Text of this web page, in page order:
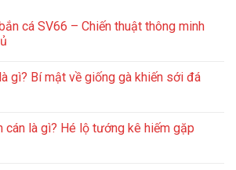
cá SV66 – Chiến thuật thông minh
gì? Bí mật về giống gà khiến sới đá
cán là gì? Hé lộ tướng kê hiếm gặp